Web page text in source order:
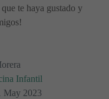
que te haya gustado y
Infantil
May 2023